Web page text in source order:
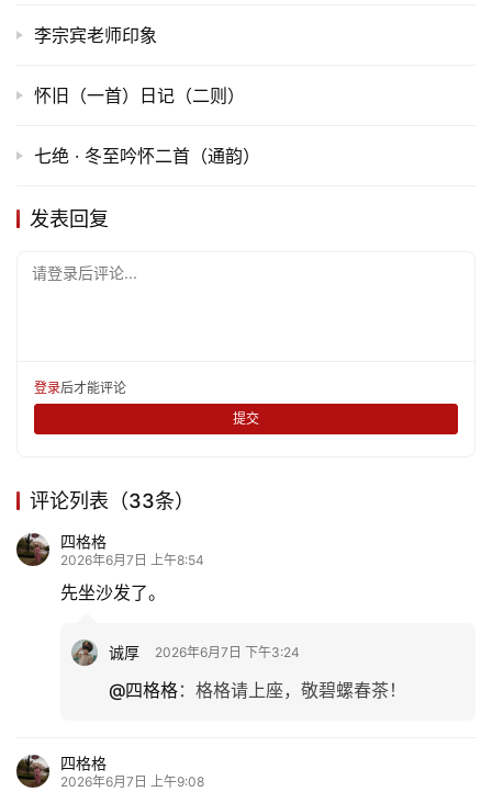
首
文
化
游
李宗宾老师印象
怀旧（一首）日记（二则）
七绝 · 冬至吟怀二首（通韵）
发表回复
请登录后评论...
登录后才能评论
提交
评论列表（33条）
四格格
2026年6月7日 上午8:54
先坐沙发了。
诚厚 2026年6月7日 下午3:24
@四格格： 格格请上座，敬碧螺春茶！
四格格
2026年6月7日 上午9:08